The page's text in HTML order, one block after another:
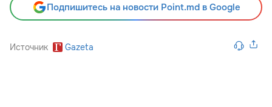
Подпишитесь на новости Point.md в Google
Источник Gazeta